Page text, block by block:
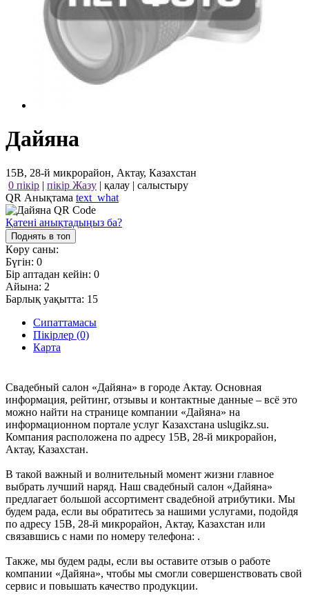
Дайяна
15В, 28-й микрорайон, Актау, Казахстан
0 пікір | пікір Жазу | қалау | салыстыру
QR Анықтама text_what
Қатені анықтадыңыз ба?
Поднять в топ
Көру саны:
Бүгін: 0
Бір аптадан кейін: 0
Айына: 2
Барлық уақытта: 15
Сипаттамасы
Пікірлер (0)
Карта
Свадебный салон «Дайяна» в городе Актау. Основная
информация, рейтинг, отзывы и контактные данные – всё это
можно найти на странице компании «Дайяна» на
информационном портале услуг Казахстана uslugikz.su.
Компания расположена по адресу 15В, 28-й микрорайон,
Актау, Казахстан.
В такой важный и волнительный момент жизни главное
выбрать лучший наряд. Наш свадебный салон «Дайяна»
предлагает большой ассортимент свадебной атрибутики. Мы
будем рада, если вы обратитесь за нашими услугами, подойдя
по адресу 15В, 28-й микрорайон, Актау, Казахстан или
связавшись с нами по номеру телефона: .
Также, мы будем рады, если вы оставите отзыв о работе
компании «Дайяна», чтобы мы смогли совершенствовать свой
сервис и повышать качество продукции.